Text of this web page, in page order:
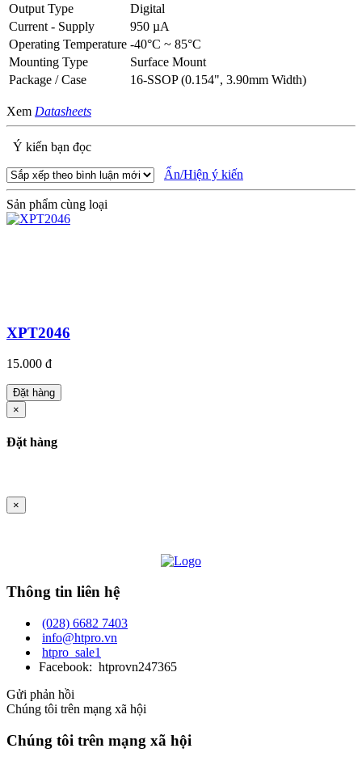
Output Type
Digital
Current - Supply
950 µA
Operating Temperature -40°C ~ 85°C
Mounting Type
Surface Mount
Package / Case
16-SSOP (0.154", 3.90mm Width)
Xem Datasheets
Ý kiến bạn đọc
Ẩn/Hiện ý kiến
Sản phẩm cùng loại
XPT2046
15.000 đ
Đặt hàng
×
Đặt hàng
×
Thông tin liên hệ
(028) 6682 7403
info@htpro.vn
htpro_sale1
Facebook: htprovn247365
Gửi phản hồi
Chúng tôi trên mạng xã hội
Chúng tôi trên mạng xã hội